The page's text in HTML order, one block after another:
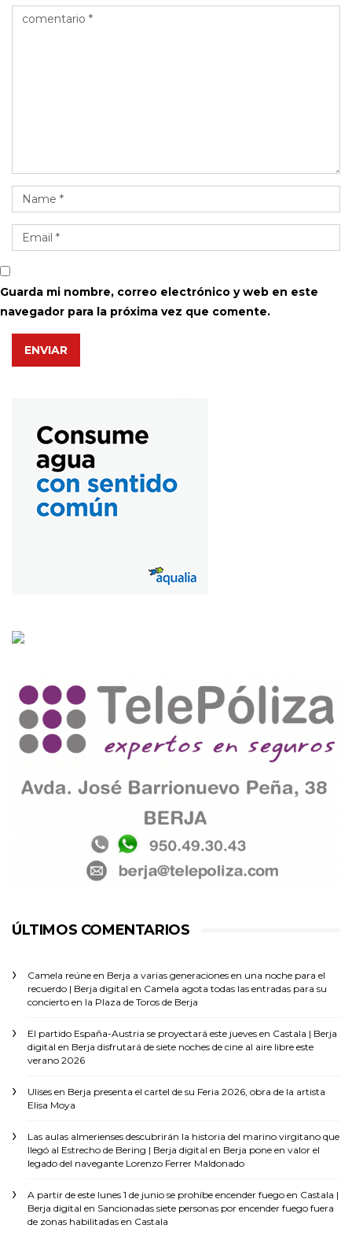
Guarda mi nombre, correo electrónico y web en este
navegador para la próxima vez que comente.
ENVIAR
ÚLTIMOS COMENTARIOS
Camela reúne en Berja a varias generaciones en una noche para el
recuerdo | Berja digital en Camela agota todas las entradas para su
concierto en la Plaza de Toros de Berja
El partido España-Austria se proyectará este jueves en Castala | Berja
digital en Berja disfrutará de siete noches de cine al aire libre este
verano 2026
Ulises en Berja presenta el cartel de su Feria 2026, obra de la artista
Elisa Moya
Las aulas almerienses descubrirán la historia del marino virgitano que
llegó al Estrecho de Bering | Berja digital en Berja pone en valor el
legado del navegante Lorenzo Ferrer Maldonado
A partir de este lunes 1 de junio se prohíbe encender fuego en Castala |
Berja digital en Sancionadas siete personas por encender fuego fuera
de zonas habilitadas en Castala